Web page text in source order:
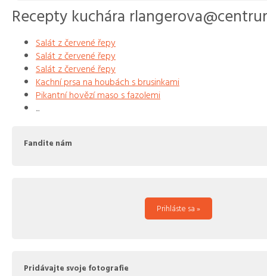
Recepty kuchára
Salát z červené řepy
Salát z červené řepy
Salát z červené řepy
Kachní prsa na houbách s brusinkami
Pikantní hovězí maso s fazolemi
...
Fandite nám
Prihláste sa »
Pridávajte svoje fotografie